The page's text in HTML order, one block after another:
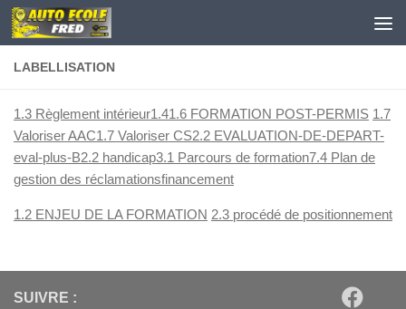
Skip to content
LABELLISATION
1.3 Règlement intérieur1.41.6 FORMATION POST-PERMIS 1.7
Valoriser AAC1.7 Valoriser CS2.2 EVALUATION-DE-DEPART-
eval-plus-B2.2 handicap3.1 Parcours de formation7.4 Plan de
gestion des réclamationsfinancement
1.2 ENJEU DE LA FORMATION 2.3 procédé de positionnement
SUIVRE :